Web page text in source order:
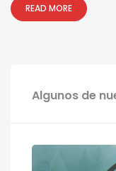
READ MORE
Algunos de